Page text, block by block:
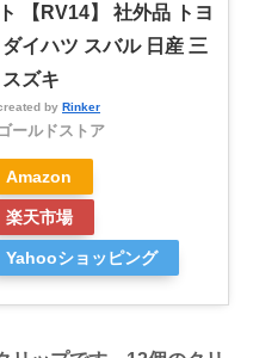
【RV14】 社外品 トヨ
ダイハツ スバル 日産 三
ズキ
by Rinker
ゴールドストア
Amazon
楽天市場
Yahooショッピング